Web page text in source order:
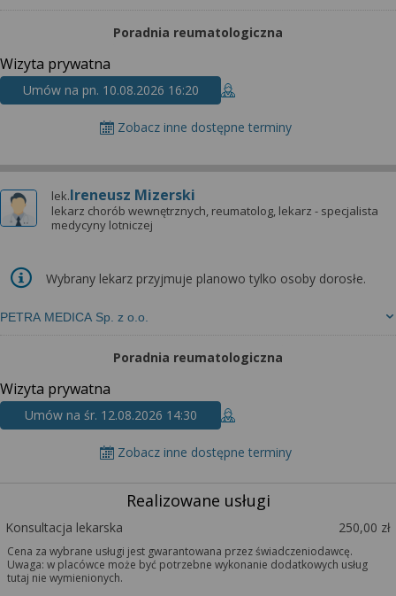
Poradnia reumatologiczna
Wizyta prywatna
Umów na pn. 10.08.2026 16:20
Zobacz inne dostępne terminy
lek.Ireneusz Mizerski
lekarz chorób wewnętrznych, reumatolog, lekarz - specjalista
medycyny lotniczej
PETRA MEDICA Sp. z o.o.
Wybrany lekarz przyjmuje planowo tylko osoby dorosłe.
Poradnia reumatologiczna
Wizyta prywatna
Umów na śr. 12.08.2026 14:30
Zobacz inne dostępne terminy
Realizowane usługi
Konsultacja lekarska 250,00 zł
Cena za wybrane usługi jest gwarantowana przez świadczeniodawcę.
Uwaga: w placówce może być potrzebne wykonanie dodatkowych usług
tutaj nie wymienionych.